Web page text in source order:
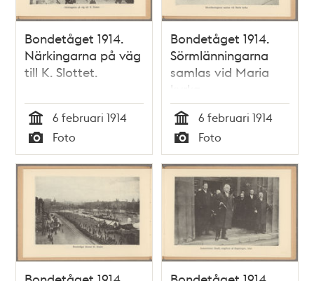
Bondetåget 1914.
Närkingarna på väg
till K. Slottet.
Tid
6 februari 1914
Typ
Foto
Bondetåget 1914.
Sörmlänningarna
samlas vid Maria
kyrka.
Tid
6 februari 1914
Typ
Foto